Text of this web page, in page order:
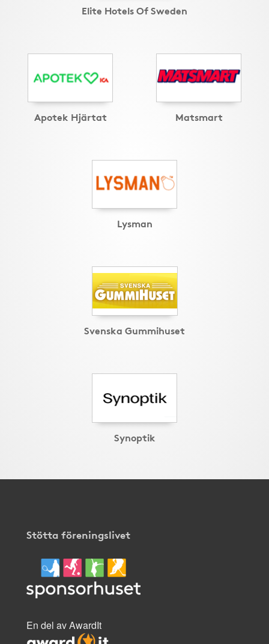
Elite Hotels Of Sweden
Apotek Hjärtat Matsmart
Lysman
Svenska Gummihuset
Synoptik
Stötta föreningslivet
En del av AwardIt